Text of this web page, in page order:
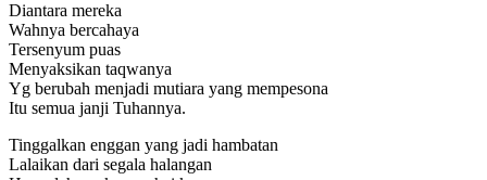
adalah:
Rp40.000.
Diantara mereka
Wahnya bercahaya
Tersenyum puas
Menyaksikan taqwanya
Yg berubah menjadi mutiara yang mempesona
Itu semua janji Tuhannya.
Tinggalkan enggan yang jadi hambatan
Lalaikan dari segala halangan